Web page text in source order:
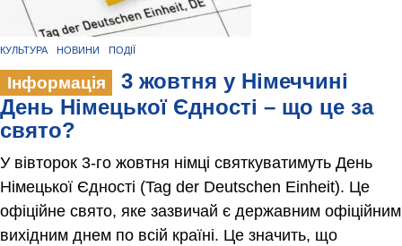
КУЛЬТУРА НОВИНИ ПОДІЇ
Інформація
3 жовтня у Німеччині
День Німецької Єдності – що це за
свято?
У вівторок 3-го жовтня німці святкуватимуть День
Німецької Єдності (Tag der Deutschen Einheit). Це
офіційне свято, яке зазвичай є державним офіційним
вихідним днем по всій країні. Це значить, що